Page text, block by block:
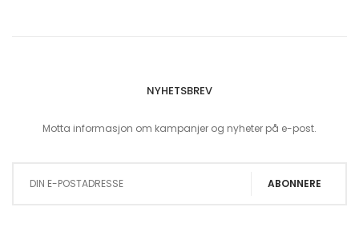
NYHETSBREV
Motta informasjon om kampanjer og nyheter på e-post.
ABONNERE